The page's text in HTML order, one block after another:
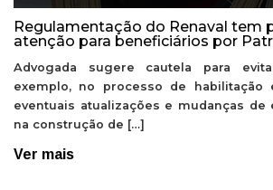
Regulamentação do Renaval tem
atenção para beneficiários por
Advogada sugere cautela para
exemplo, no processo de habilitação
eventuais atualizações e mudanças de
na construção de […]
Ver mais